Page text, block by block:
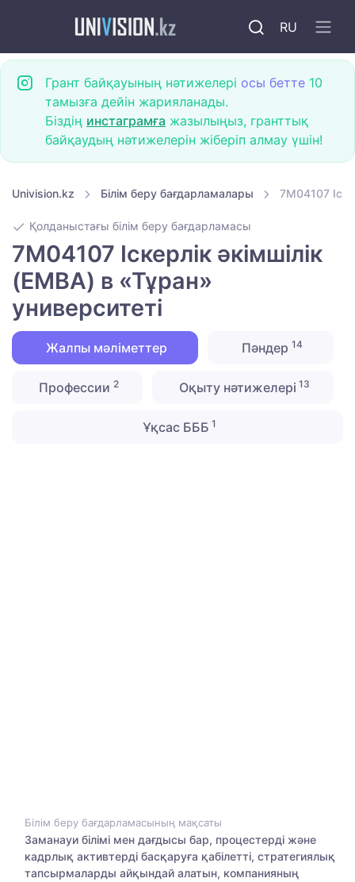
RU
Грант байқауының нәтижелері осы бетте 10
тамызға дейін жарияланады.
Біздің инстаграмға жазылыңыз, гранттық
байқаудың нәтижелерін жіберіп алмау үшін!
Univision.kz Білім беру бағдарламалары 7M04107
Қолданыстағы білім беру бағдарламасы
7M04107 Іскерлік әкімшілік
(EMBA) в «Тұран»
университеті
Жалпы мәліметтер Пәндер 14
Профессии 2 Оқыту нәтижелері 13
Ұқсас БББ 1
Білім беру бағдарламасының мақсаты
Заманауи білімі мен дағдысы бар, процестерді және
кадрлық активтерді басқаруға қабілетті, стратегиялық
тапсырмаларды айқындай алатын, компанияның